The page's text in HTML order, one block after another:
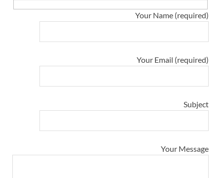
Your Name (required)
Your Email (required)
Subject
Your Message